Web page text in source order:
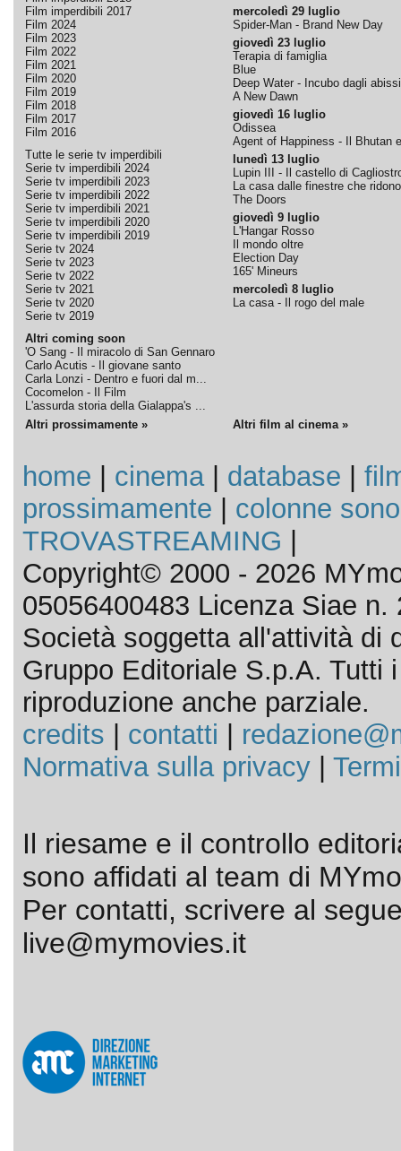
Film imperdibili 2017
Film 2024
Film 2023
Film 2022
Film 2021
Film 2020
Film 2019
Film 2018
Film 2017
Film 2016
Tutte le serie tv imperdibili
Serie tv imperdibili 2024
Serie tv imperdibili 2023
Serie tv imperdibili 2022
Serie tv imperdibili 2021
Serie tv imperdibili 2020
Serie tv imperdibili 2019
Serie tv 2024
Serie tv 2023
Serie tv 2022
Serie tv 2021
Serie tv 2020
Serie tv 2019
Altri coming soon
'O Sang - Il miracolo di San Gennaro
Carlo Acutis - Il giovane santo
Carla Lonzi - Dentro e fuori dal m...
Cocomelon - Il Film
L'assurda storia della Gialappa's ...
mercoledì 29 luglio
Spider-Man - Brand New Day
giovedì 23 luglio
Terapia di famiglia
Blue
Deep Water - Incubo dagli abissi
A New Dawn
giovedì 16 luglio
Odissea
Agent of Happiness - Il Bhutan
lunedì 13 luglio
Lupin III - Il castello di
La casa dalle finestre che ridono
The Doors
giovedì 9 luglio
L'Hangar Rosso
Il mondo oltre
Election Day
165' Mineurs
mercoledì 8 luglio
La casa - Il rogo del male
Altri prossimamente » Altri film al cinema »
home cinema| database
prossimamente
colonne
TROVASTREAMING
Copyright© 2000 - 2026
05056400483 Licenza Siae n.
Società soggetta all'attività di
Gruppo Editoriale S.p.A. Tutti
riproduzione anche parziale.
credits
contatti
Normativa sulla privacy|
Il riesame e il controllo
sono affidati al team di
Per contatti, scrivere al
live@mymovies.it